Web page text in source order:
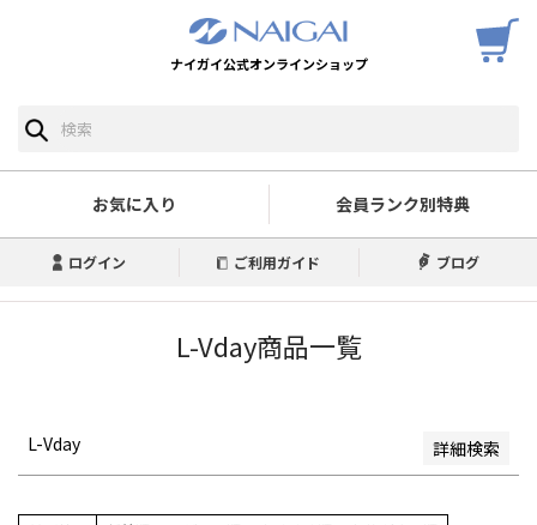
ナイガイ公式オンラインショップ
お気に入り 会員ランク別特典
ログイン ご利用ガイド ブログ
L-Vday商品一覧
L-Vday 詳細検索
並び順
新着順
価格が高い順
優先度順
キーワードヒット順